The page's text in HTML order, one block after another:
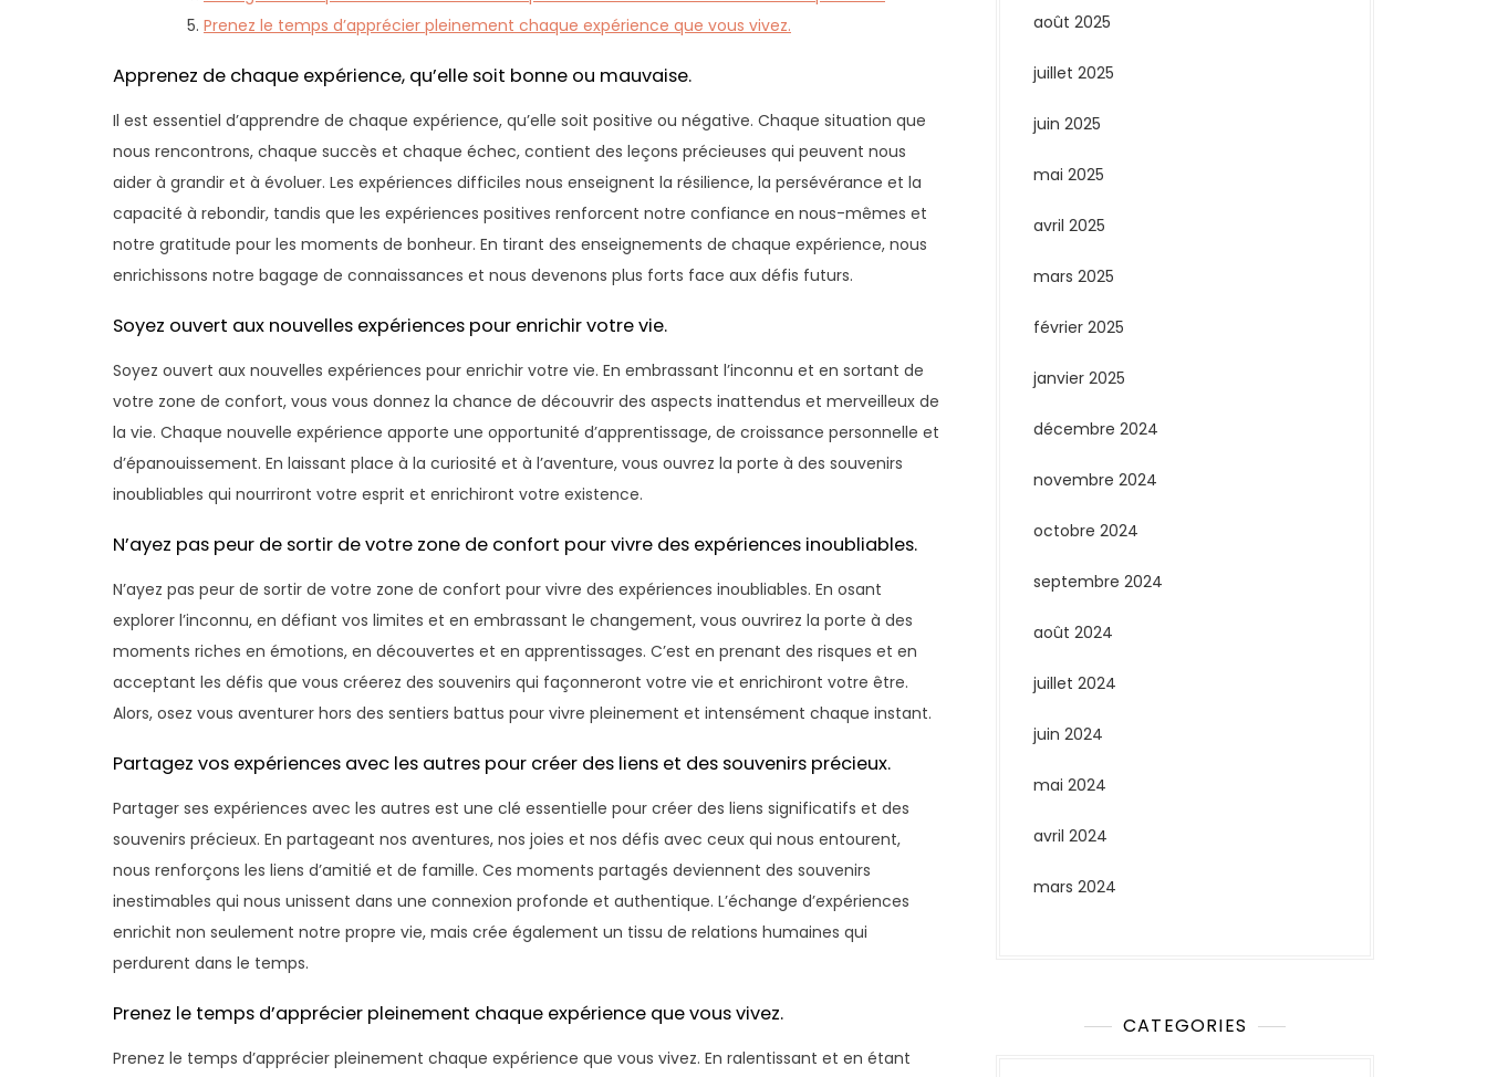
Prenez le temps d’apprécier pleinement chaque expérience que vous vivez.
Apprenez de chaque expérience, qu’elle soit bonne ou mauvaise.
Il est essentiel d’apprendre de chaque expérience, qu’elle soit positive ou négative. Chaque situation que
nous rencontrons, chaque succès et chaque échec, contient des leçons précieuses qui peuvent nous
aider à grandir et à évoluer. Les expériences difficiles nous enseignent la résilience, la persévérance et la
capacité à rebondir, tandis que les expériences positives renforcent notre confiance en nous-mêmes et
notre gratitude pour les moments de bonheur. En tirant des enseignements de chaque expérience, nous
enrichissons notre bagage de connaissances et nous devenons plus forts face aux défis futurs.
Soyez ouvert aux nouvelles expériences pour enrichir votre vie.
Soyez ouvert aux nouvelles expériences pour enrichir votre vie. En embrassant l’inconnu et en sortant de
votre zone de confort, vous vous donnez la chance de découvrir des aspects inattendus et merveilleux de
la vie. Chaque nouvelle expérience apporte une opportunité d’apprentissage, de croissance personnelle et
d’épanouissement. En laissant place à la curiosité et à l’aventure, vous ouvrez la porte à des souvenirs
inoubliables qui nourriront votre esprit et enrichiront votre existence.
N’ayez pas peur de sortir de votre zone de confort pour vivre des expériences inoubliables.
N’ayez pas peur de sortir de votre zone de confort pour vivre des expériences inoubliables. En osant
explorer l’inconnu, en défiant vos limites et en embrassant le changement, vous ouvrirez la porte à des
moments riches en émotions, en découvertes et en apprentissages. C’est en prenant des risques et en
acceptant les défis que vous créerez des souvenirs qui façonneront votre vie et enrichiront votre être.
Alors, osez vous aventurer hors des sentiers battus pour vivre pleinement et intensément chaque instant.
Partagez vos expériences avec les autres pour créer des liens et des souvenirs précieux.
Partager ses expériences avec les autres est une clé essentielle pour créer des liens significatifs et des
souvenirs précieux. En partageant nos aventures, nos joies et nos défis avec ceux qui nous entourent,
nous renforçons les liens d’amitié et de famille. Ces moments partagés deviennent des souvenirs
inestimables qui nous unissent dans une connexion profonde et authentique. L’échange d’expériences
enrichit non seulement notre propre vie, mais crée également un tissu de relations humaines qui
perdurent dans le temps.
Prenez le temps d’apprécier pleinement chaque expérience que vous vivez.
Prenez le temps d’apprécier pleinement chaque expérience que vous vivez. En ralentissant et en étant
août 2025
juillet 2025
juin 2025
mai 2025
avril 2025
mars 2025
février 2025
janvier 2025
décembre 2024
novembre 2024
octobre 2024
septembre 2024
août 2024
juillet 2024
juin 2024
mai 2024
avril 2024
mars 2024
CATEGORIES